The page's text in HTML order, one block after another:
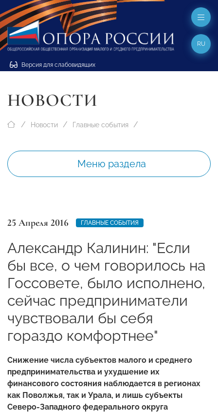
Версия для слабовидящих
RU
НОВОСТИ
Новости Главные события
Меню раздела
25 Апреля 2016 ГЛАВНЫЕ СОБЫТИЯ
Александр Калинин: "Если
бы все, о чем говорилось на
Госсовете, было исполнено,
сейчас предприниматели
чувствовали бы себя
гораздо комфортнее"
Снижение числа субъектов малого и среднего
предпринимательства и ухудшение их
финансового состояния наблюдается в регионах
как Поволжья, так и Урала, и лишь субъекты
Северо-Западного федерального округа